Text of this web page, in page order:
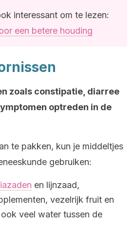
interessant om te lezen:
een betere houding
zoals constipatie, diarree
optreden in de
te pakken, kun je middeltjes
gebruiken:
en lijnzaad,
vezelrijk fruit en
veel water tussen de